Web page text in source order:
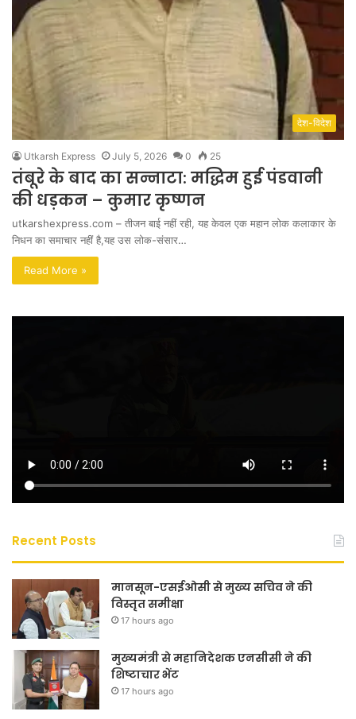
देश-विदेश
Utkarsh Express July 5, 2026 0 25
तंबूरे के बाद का सन्नाटा: मद्धिम हुई पंडवानी
की धड़कन – कुमार कृष्णन
utkarshexpress.com – तीजन बाई नहीं रही, यह केवल एक महान लोक कलाकार के
निधन का समाचार नहीं है,यह उस लोक-संसार…
Read More »
Recent Posts
मानसून-एसईओसी से मुख्य सचिव ने की
विस्तृत समीक्षा
17 hours ago
मुख्यमंत्री से महानिदेशक एनसीसी ने की
शिष्टाचार भेंट
17 hours ago